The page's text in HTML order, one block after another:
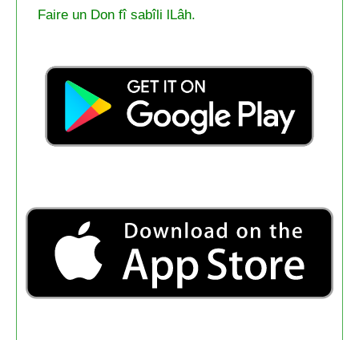
Faire un Don fî sabîli lLâh.